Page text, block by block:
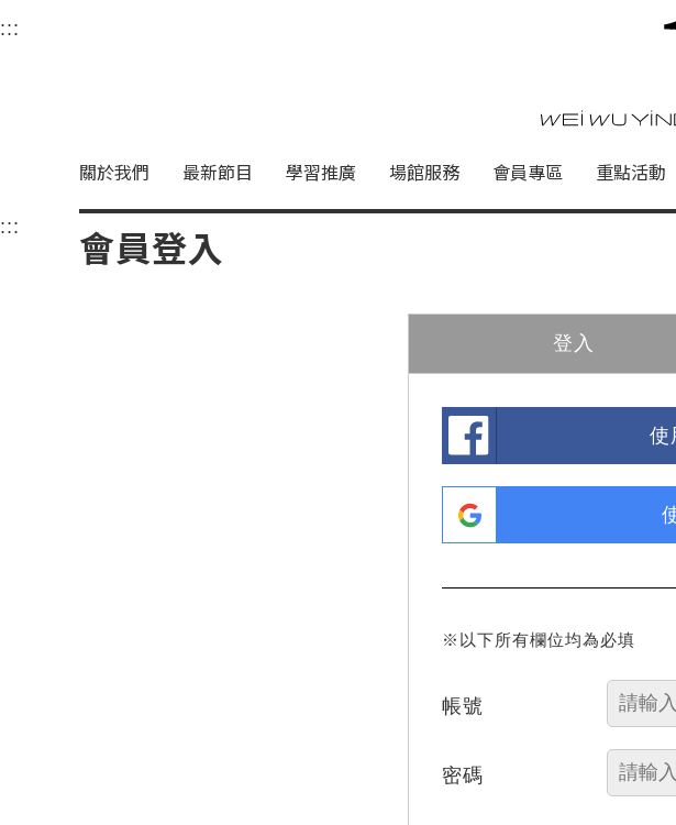
衛武營國家藝術文化中心
中央內容區塊，為本頁主要內容區。
::: 衛武
關於我們 最新節目 學習推廣 場館服務 會員專區 重點活動
::: 中央內容區塊，為本頁主要內容區。
會員登入
登入
使
※以下所有欄位均為必填
帳號
密碼